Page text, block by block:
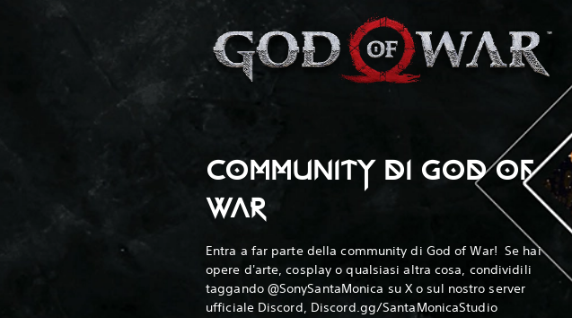
COMMUNITY DI GOD OF
WAR
Entra a far parte della community di God of War! ‎ Se hai
opere d'arte, cosplay o qualsiasi altra cosa, condividili
taggando @SonySantaMonica su X o sul nostro server
ufficiale Discord, Discord.gg/SantaMonicaStudio‎